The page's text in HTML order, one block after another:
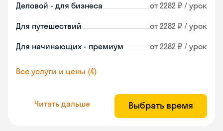
Деловой - для бизнеса от 2282 ₽ / урок
Для путешествий от 2282 ₽ / урок
Для начинающих - премиум от 2282 ₽ / урок
Все услуги и цены (4)
Читать дальше Выбрать время